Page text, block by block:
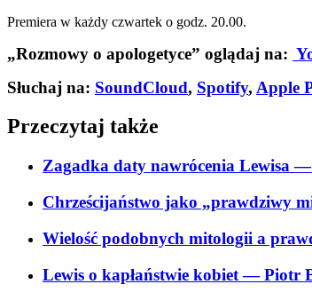
Premiera w każdy czwartek o godz. 20.00.
„Rozmowy o apologetyce” oglądaj na:
Słuchaj na: SoundCloud, Spotify, Apple
Przeczytaj także
Zagadka daty nawrócenia Lewisa—
Chrześcijaństwo jako „prawdziwy
Wielość podobnych mitologii a
Lewis o kapłaństwie kobiet— Piotr